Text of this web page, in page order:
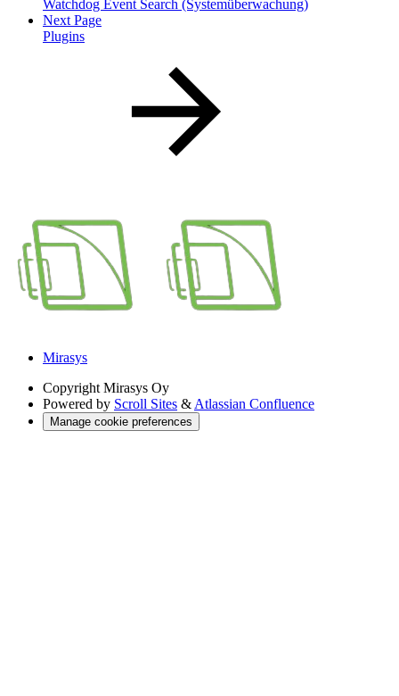
Watchdog Event Search (Systemüberwachung)
Next Page
Plugins
Mirasys
Copyright Mirasys Oy
Powered by Scroll Sites & Atlassian Confluence
Manage cookie preferences